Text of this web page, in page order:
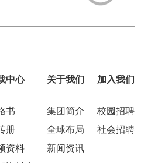
中心
书
册
资料
关于我们
集团简介
全球布局
新闻资讯
加入我们
校园招聘
社会招聘